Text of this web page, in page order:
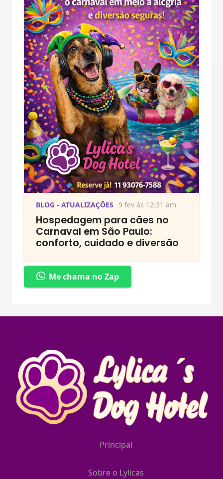
BLOG - ATUALIZAÇÕES 9 fev às 12:31 am
Hospedagem para cães no
Carnaval em São Paulo:
conforto, cuidado e diversão
Me chama no Zap
Principal
Sobre o Lylicas